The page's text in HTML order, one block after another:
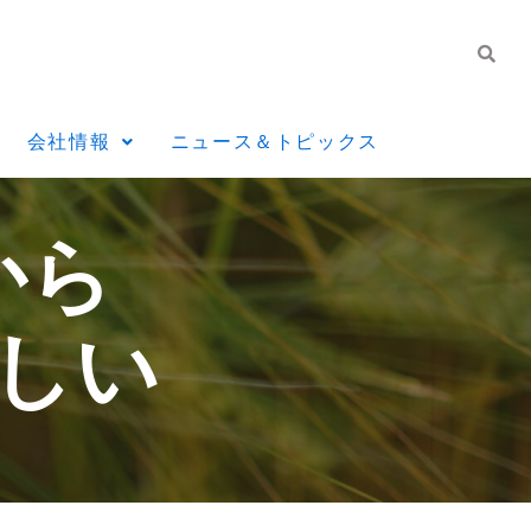
会社情報 ニュース＆トピックス
ら
い